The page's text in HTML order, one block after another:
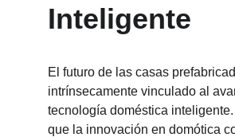
Inteligente
El futuro de las casas
intrínsecamente vinculado al
tecnología doméstica inteligente.
que la innovación en domótica